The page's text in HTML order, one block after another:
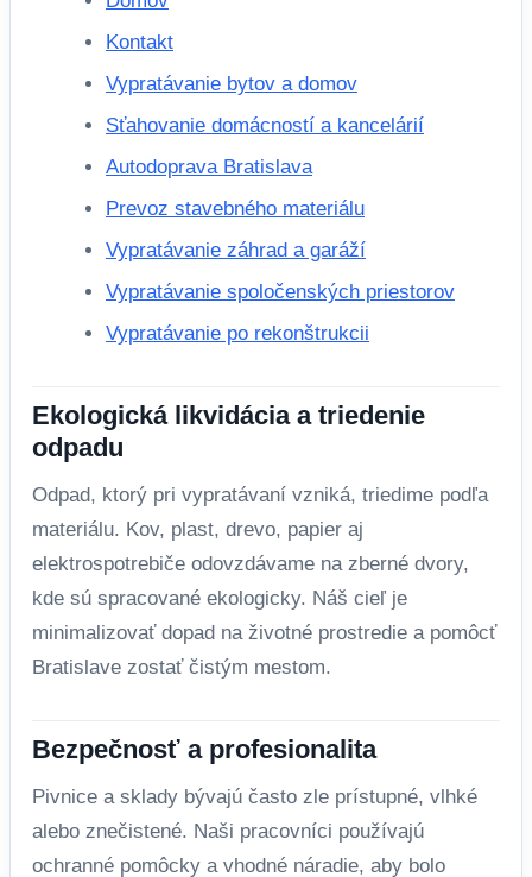
Kontakt
Vypratávanie bytov a domov
Sťahovanie domácností a kancelárií
Autodoprava Bratislava
Prevoz stavebného materiálu
Vypratávanie záhrad a garáží
Vypratávanie spoločenských priestorov
Vypratávanie po rekonštrukcii
Ekologická likvidácia a triedenie
odpadu
Odpad, ktorý pri vypratávaní vzniká, triedime podľa
materiálu. Kov, plast, drevo, papier aj
elektrospotrebiče odovzdávame na zberné dvory,
kde sú spracované ekologicky. Náš cieľ je
minimalizovať dopad na životné prostredie a pomôcť
Bratislave zostať čistým mestom.
Bezpečnosť a profesionalita
Pivnice a sklady bývajú často zle prístupné, vlhké
alebo znečistené. Naši pracovníci používajú
ochranné pomôcky a vhodné náradie, aby bolo